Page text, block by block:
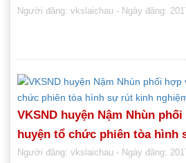
Người đăng: vkslaichau - Ngày đăng:
VKSND huyện Nậm Nhùn
huyện tổ chức phiên tòa hình
Người đăng: vkslaichau - Ngày đăng: